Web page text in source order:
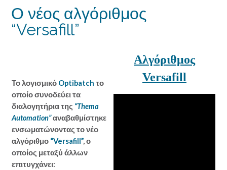
Ο νέος αλγόριθμος
“Versafill”
Το λογισμικό Optibatch το
οποίο συνοδεύει τα
διαλογητήρια της “Thema
Automation”αναβαθμίστηκε
ενσωματώνοντας το νέο
αλγόριθμο “Versafill”, ο
οποίος μεταξύ άλλων
επιτυγχάνει:
Αλγόριθμος
Versafill